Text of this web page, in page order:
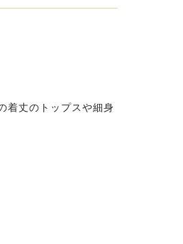
着丈のトップスや細身